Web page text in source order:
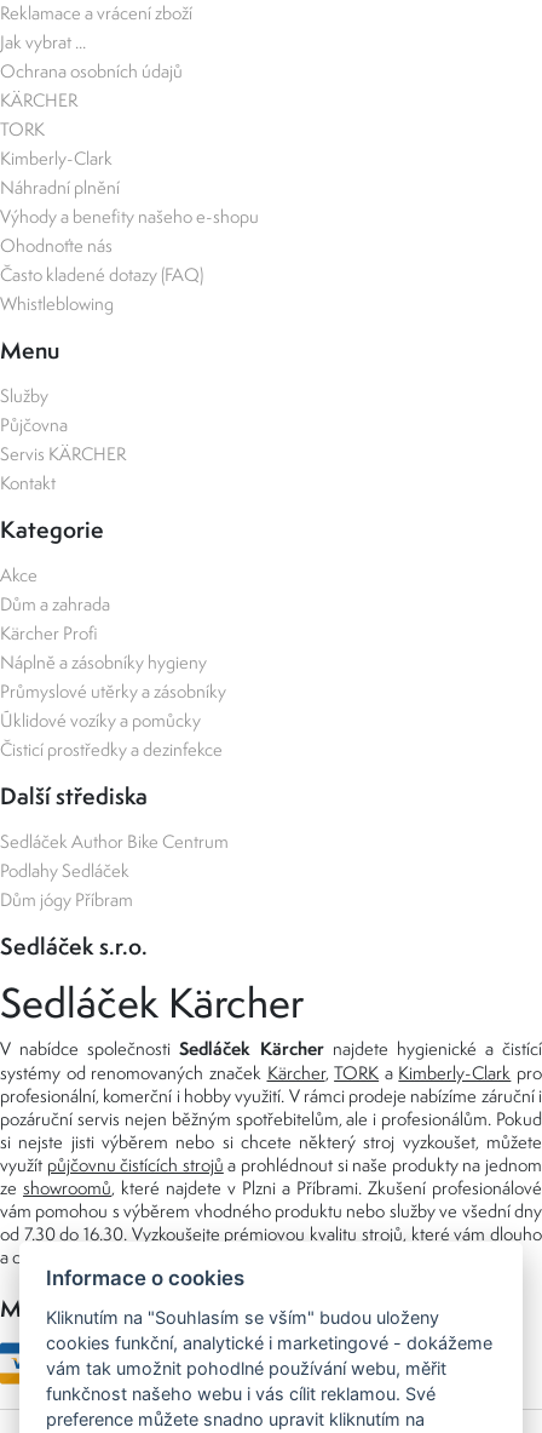
Reklamace a vrácení zboží
Jak vybrat ...
Ochrana osobních údajů
KÄRCHER
TORK
Kimberly-Clark
Náhradní plnění
Výhody a benefity našeho e-shopu
Ohodnoťte nás
Často kladené dotazy (FAQ)
Whistleblowing
Menu
Služby
Půjčovna
Servis KÄRCHER
Kontakt
Kategorie
Akce
Dům a zahrada
Kärcher Profi
Náplně a zásobníky hygieny
Průmyslové utěrky a zásobníky
Úklidové vozíky a pomůcky
Čisticí prostředky a dezinfekce
Další střediska
Sedláček Author Bike Centrum
Podlahy Sedláček
Dům jógy Příbram
Sedláček s.r.o.
Sedláček Kärcher
V nabídce společnostiSedláček Kärchernajdete hygienické a čistící
systémy od renomovaných značek Kärcher,TORK a Kimberly-Clark pro
profesionální, komerční i hobby využití. V rámci prodeje nabízíme záruční i
pozáruční servis nejen běžným spotřebitelům, ale i profesionálům. Pokud
si nejste jisti výběrem nebo si chcete některý stroj vyzkoušet, můžete
využít půjčovnu čistících strojů a prohlédnout si naše produkty na jednom
ze showroomů, které najdete v Plzni a Příbrami. Zkušení profesionálové
vám pomohou s výběrem vhodného produktu nebo služby ve všední dny
od 7.30 do 16.30. Vyzkoušejte prémiovou kvalitu strojů, které vám dlouho
a dobře poslouží nejen doma, ale i v zaměstnání.
Možnosti platby
Informace o cookies
Kliknutím na "Souhlasím se vším" budou uloženy
cookies funkční, analytické i marketingové - dokážeme
vám tak umožnit pohodlné používání webu, měřit
funkčnost našeho webu i vás cílit reklamou. Své
preference můžete snadno upravit kliknutím na